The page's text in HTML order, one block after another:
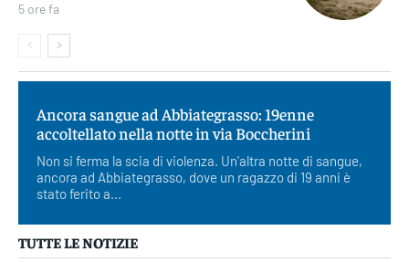
5 ore fa
Ancora sangue ad Abbiategrasso: 19enne
accoltellato nella notte in via Boccherini
Non si ferma la scia di violenza. Un'altra notte di sangue,
ancora ad Abbiategrasso, dove un ragazzo di 19 anni è
stato ferito a...
TUTTE LE NOTIZIE